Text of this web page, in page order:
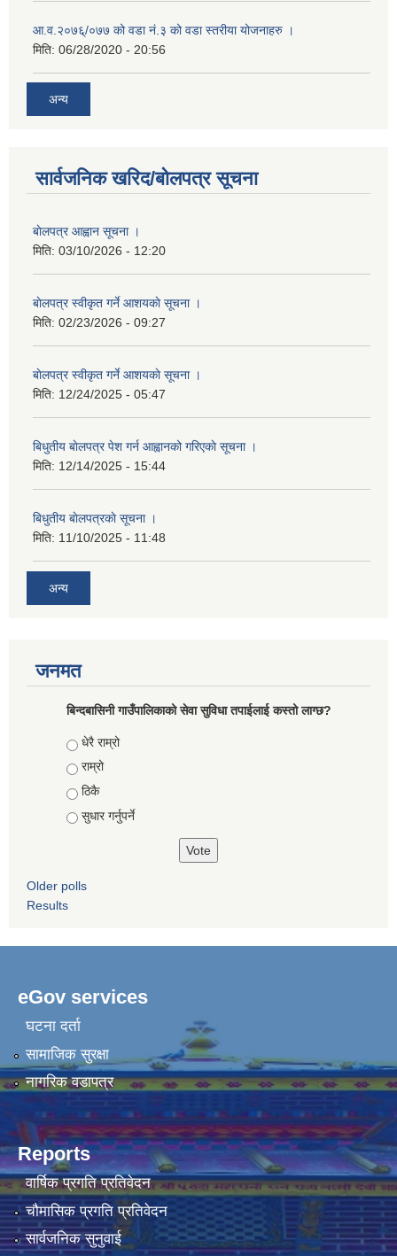
आ.व.२०७६्/०७७ को वडा नं.३ को वडा स्तरीया योजनाहरु ।
मिति: 06/28/2020 - 20:56
अन्य
सार्वजनिक खरिद/बोलपत्र सूचना
बाेलपत्र आह्वान सूचना ।
मिति: 03/10/2026 - 12:20
बाेलपत्र स्वीकृत गर्ने आशयकाे सूचना ।
मिति: 02/23/2026 - 09:27
बाेलपत्र स्वीकृत गर्ने आशयकाे सूचना ।
मिति: 12/24/2025 - 05:47
बिधुतीय बाेलपत्र पेश गर्न आह्वानको गरिएकाे सूचना ।
मिति: 12/14/2025 - 15:44
बिधुतीय बाेलपत्रकाे सूचना ।
मिति: 11/10/2025 - 11:48
अन्य
जनमत
बिन्दबासिनी गाउँपालिकाको सेवा सुविधा तपाईलाई कस्तो लाग्छ?
Choices
धेरै राम्रो
राम्रो
ठिकै
सुधार गर्नुपर्ने
Older polls
Results
eGov services
घटना दर्ता
सामाजिक सुरक्षा
नागरिक वडापत्र
Reports
वार्षिक प्रगति प्रतिवेदन
चौमासिक प्रगति प्रतिवेदन
सार्वजनिक सुनुवाई